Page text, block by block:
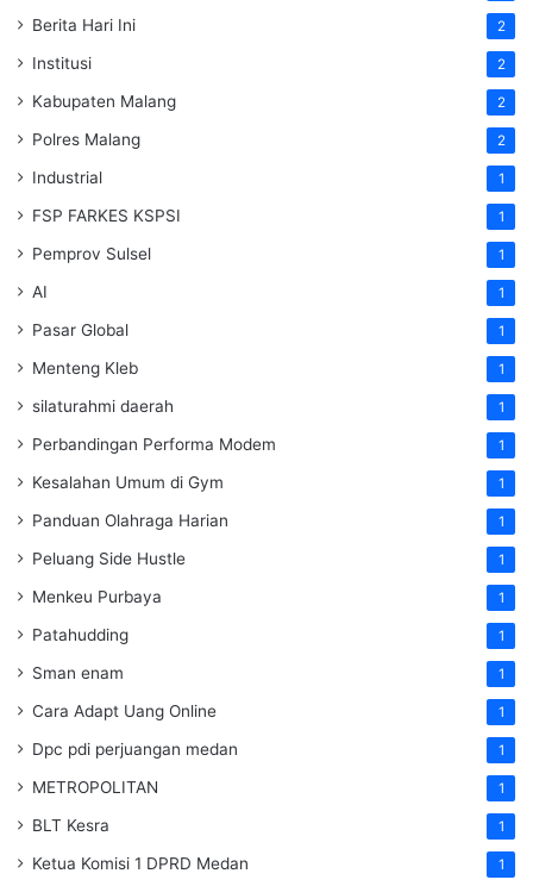
Berita Hari Ini 2
Institusi 2
Kabupaten Malang 2
Polres Malang 2
Industrial 1
FSP FARKES KSPSI 1
Pemprov Sulsel 1
AI 1
Pasar Global 1
Menteng Kleb 1
silaturahmi daerah 1
Perbandingan Performa Modem 1
Kesalahan Umum di Gym 1
Panduan Olahraga Harian 1
Peluang Side Hustle 1
Menkeu Purbaya 1
Patahudding 1
Sman enam 1
Cara Adapt Uang Online 1
Dpc pdi perjuangan medan 1
METROPOLITAN 1
BLT Kesra 1
Ketua Komisi 1 DPRD Medan 1